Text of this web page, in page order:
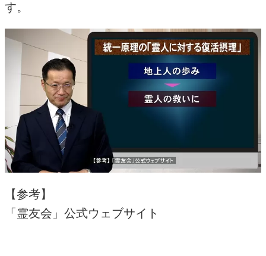
す。
【参考】
「霊友会」公式ウェブサイト